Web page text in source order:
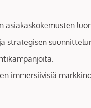
strategisen
immersiivisiä